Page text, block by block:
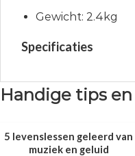
Gewicht: 2.4kg
Specificaties
Handige tips
5 levenslessen geleerd van
muziek en geluid